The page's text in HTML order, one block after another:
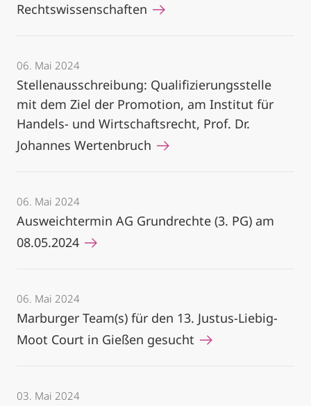
Rechtswissenschaften
06. Mai 2024
Stellenausschreibung: Qualifizierungsstelle
mit dem Ziel der Promotion, am Institut für
Handels- und Wirtschaftsrecht, Prof. Dr.
Johannes Wertenbruch
06. Mai 2024
Ausweichtermin AG Grundrechte (3. PG) am
08.05.2024
06. Mai 2024
Marburger Team(s) für den 13. Justus-Liebig-
Moot Court in Gießen gesucht
03. Mai 2024